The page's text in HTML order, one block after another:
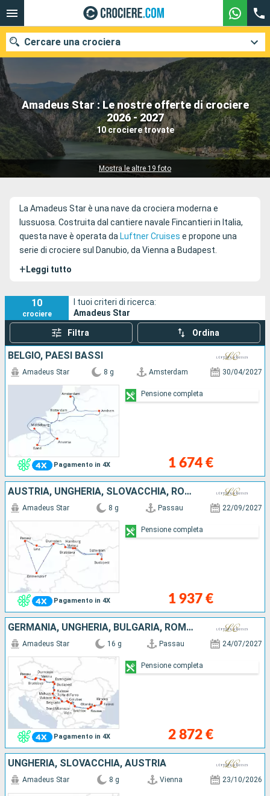
Amadeus Star : Le nostre offerte di crociere
2026 - 2027
10 crociere trovate
Mostra le altre 19 foto
Cercare una crociera
Le nostre destinazioni
Mesi di partenza
Compagnie
La Amadeus Star è una nave da crociera moderna e
lussuosa. Costruita dal cantiere navale Fincantieri in Italia,
questa nave è operata da Luftner Cruises e propone una
serie di crociere sul Danubio, da Vienna a Budapest.
+ Leggi tutto
10
crociere
I tuoi criteri di ricerca:
Amadeus Star
Filtra Ordina
BELGIO, PAESI BASSI
Pagamento in 4X
Amadeus Star 8 g Amsterdam 30/04/2027
1 674 €
Pensione completa
AUSTRIA, UNGHERIA, SLOVACCHIA, ROMANIA, GERMANIA
Pagamento in 4X
Amadeus Star 8 g Passau 22/09/2027
1 937 €
Pensione completa
GERMANIA, UNGHERIA, BULGARIA, ROMANIA, SERBIA, CROAZIA, SLOVACCHIA, AUSTRIA
Pagamento in 4X
Amadeus Star 16 g Passau 24/07/2027
2 872 €
Pensione completa
UNGHERIA, SLOVACCHIA, AUSTRIA
Amadeus Star 8 g Vienna 23/10/2026